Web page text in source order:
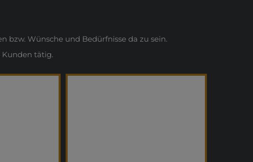
Wünsche und Bedürfnisse da zu sein.
Kunden tätig.